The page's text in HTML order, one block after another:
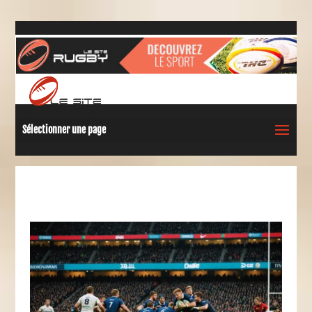
Sélectionner une page